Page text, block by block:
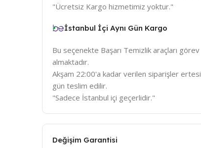
"Ücretsiz Kargo hizmetimiz yoktur."
İstanbul İçi Aynı Gün Kargo
Bu seçenekte Başarı Temizlik araçları görev
almaktadır.
Akşam 22:00'a kadar verilen siparişler ertesi
gün teslim edilir.
"Sadece İstanbul içi geçerlidir."
Değişim Garantisi